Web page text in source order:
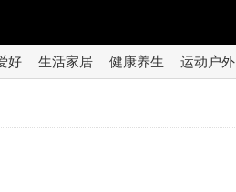
好 生活家居 健康养生 运动户外